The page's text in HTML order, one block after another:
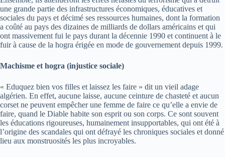
une grande partie des infrastructures économiques, éducatives et
sociales du pays et décimé ses ressources humaines, dont la formation
a coûté au pays des dizaines de milliards de dollars américains et qui
ont massivement fui le pays durant la décennie 1990 et continuent à le
fuir à cause de la hogra érigée en mode de gouvernement depuis 1999.
Machisme et hogra (injustice sociale)
« Eduquez bien vos filles et laissez les faire » dit un vieil adage
algérien. En effet, aucune laisse, aucune ceinture de chasteté et aucun
corset ne peuvent empêcher une femme de faire ce qu’elle a envie de
faire, quand le Diable habite son esprit ou son corps. Ce sont souvent
les éducations rigoureuses, humainement insupportables, qui ont été à
l’origine des scandales qui ont défrayé les chroniques sociales et donné
lieu aux monstruosités les plus incroyables.